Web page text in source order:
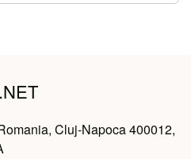
Cluj-Napoca 400012,